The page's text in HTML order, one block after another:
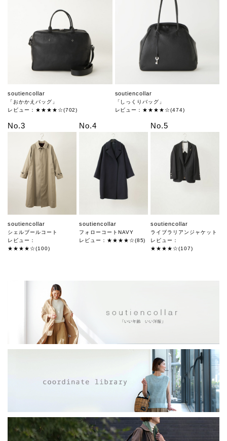
soutiencollar
「おかかえバッグ」
レビュー：★★★★☆(702)
soutiencollar
「しっくりバッグ」
レビュー：★★★★☆(474)
No.3
soutiencollar
シェルブールコート
レビュー：
★★★★☆(100)
No.4
soutiencollar
フォローコートNAVY
レビュー：★★★★☆(85)
No.5
soutiencollar
ライブラリアンジャケット
レビュー：
★★★★☆(107)